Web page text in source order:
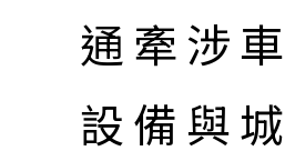
通牽涉
設備與